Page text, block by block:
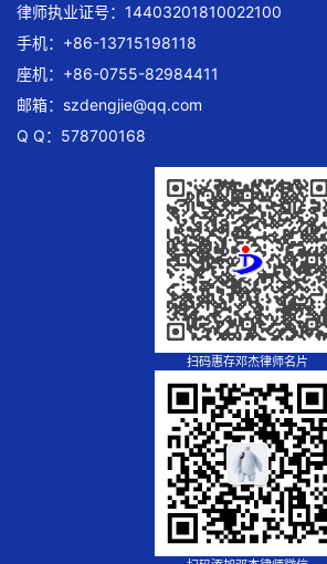
律师执业证号：14403201810022100
手机：+86-13715198118
座机：+86-0755-82984411
邮箱： szdengjie@qq.com
Q Q：578700168
扫码惠存邓杰律师名片